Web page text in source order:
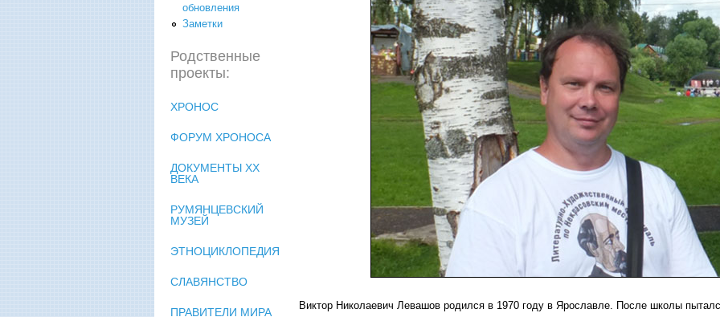
Виктор Николаевич Левашов родился в 1970 году в Ярославле. После школы
обновления
Заметки
Родственные
проекты:
ХРОНОС
ФОРУМ ХРОНОСА
ДОКУМЕНТЫ XX
ВЕКА
РУМЯНЦЕВСКИЙ
МУЗЕЙ
ЭТНОЦИКЛОПЕДИЯ
СЛАВЯНСТВО
ПРАВИТЕЛИ МИРА